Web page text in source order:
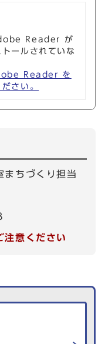
Reader が
ールされていな
Reader を
さい。
まちづくり担当
注意ください